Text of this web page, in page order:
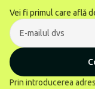
Vei fi primul care află
Prin introducerea